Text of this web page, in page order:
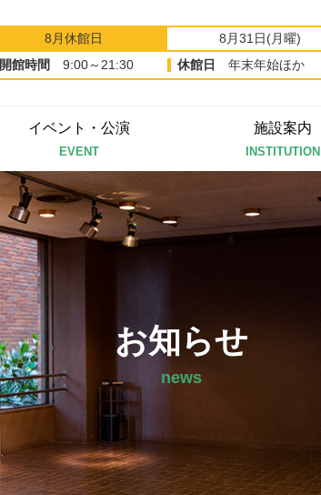
8月休館日
8月31日(月曜)
開館時間
9:00～21:30 休館日 年末年始ほか
イベント・公演
EVENT
施設案内
INSTITUTION
お知らせ
news